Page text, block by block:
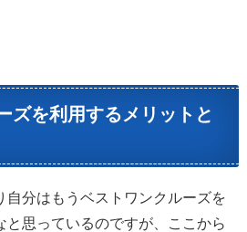
ズを利用するメリットと
自分はもうベストワンクルーズを
と思っているのですが、ここから